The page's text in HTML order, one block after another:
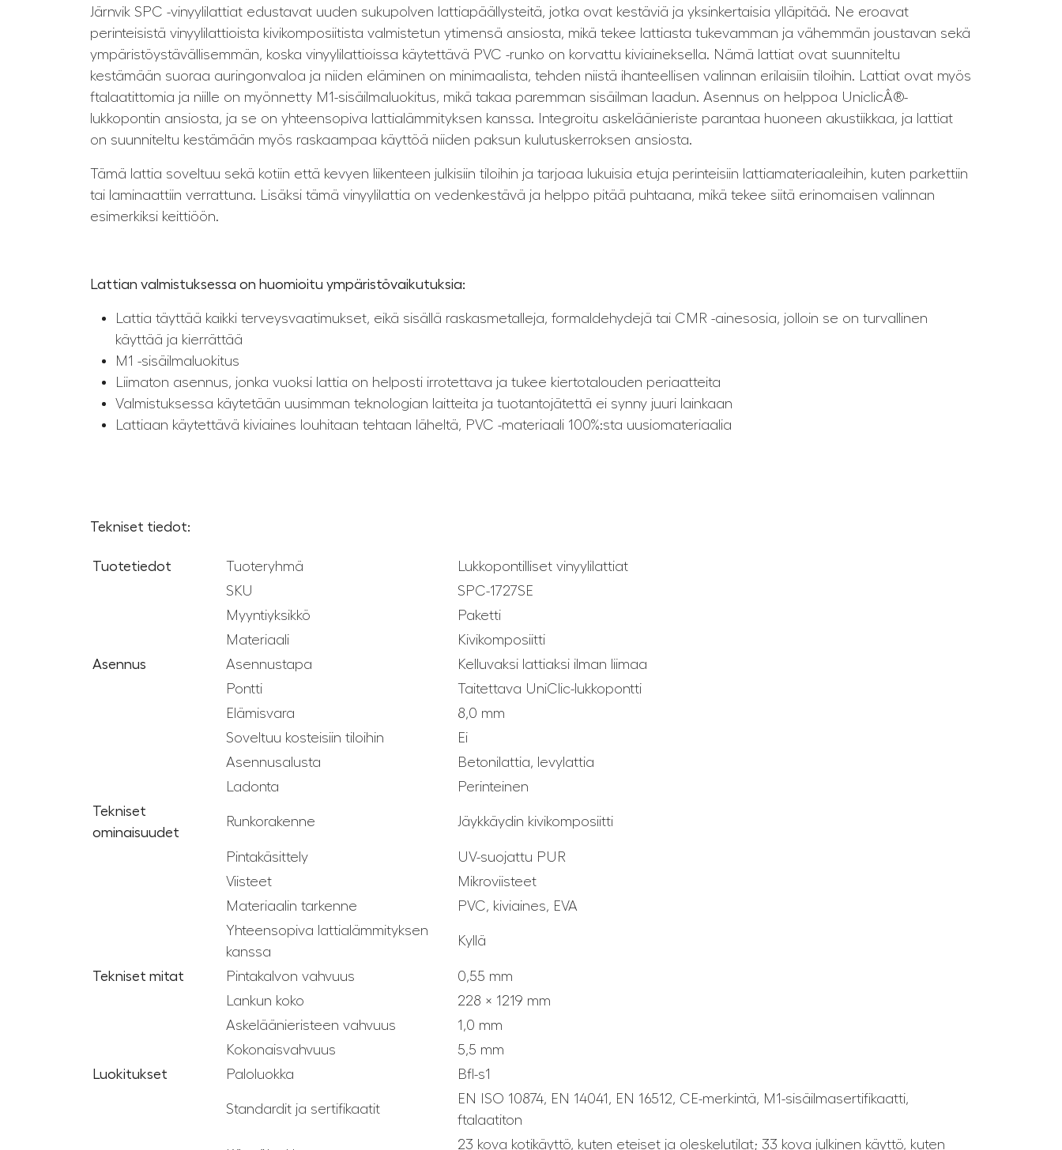
Järnvik SPC -vinyylilattiat edustavat uuden sukupolven lattiapäällysteitä, jotka ovat kestäviä ja yksinkertaisia ylläpitää. Ne eroavat
perinteisistä vinyylilattioista kivikomposiitista valmistetun ytimensä ansiosta, mikä tekee lattiasta tukevamman ja vähemmän joustavan sekä
ympäristöystävällisemmän, koska vinyylilattioissa käytettävä PVC -runko on korvattu kiviaineksella. Nämä lattiat ovat suunniteltu
kestämään suoraa auringonvaloa ja niiden eläminen on minimaalista, tehden niistä ihanteellisen valinnan erilaisiin tiloihin. Lattiat ovat myös
ftalaatittomia ja niille on myönnetty M1-sisäilmaluokitus, mikä takaa paremman sisäilman laadun. Asennus on helppoa UniclicÂ®-
lukkopontin ansiosta, ja se on yhteensopiva lattialämmityksen kanssa. Integroitu askeläänieriste parantaa huoneen akustiikkaa, ja lattiat
on suunniteltu kestämään myös raskaampaa käyttöä niiden paksun kulutuskerroksen ansiosta.
Tämä lattia soveltuu sekä kotiin että kevyen liikenteen julkisiin tiloihin ja tarjoaa lukuisia etuja perinteisiin lattiamateriaaleihin, kuten parkettiin
tai laminaattiin verrattuna. Lisäksi tämä vinyylilattia on vedenkestävä ja helppo pitää puhtaana, mikä tekee siitä erinomaisen valinnan
esimerkiksi keittiöön.
Lattian valmistuksessa on huomioitu ympäristövaikutuksia:
Lattia täyttää kaikki terveysvaatimukset, eikä sisällä raskasmetalleja, formaldehydejä tai CMR -ainesosia, jolloin se on turvallinen
käyttää ja kierrättää
M1 -sisäilmaluokitus
Liimaton asennus, jonka vuoksi lattia on helposti irrotettava ja tukee kiertotalouden periaatteita
Valmistuksessa käytetään uusimman teknologian laitteita ja tuotantojätettä ei synny juuri lainkaan
Lattiaan käytettävä kiviaines louhitaan tehtaan läheltä, PVC -materiaali 100%:sta uusiomateriaalia
Tekniset tiedot:
Tuotetiedot Tuoteryhmä
Lukkopontilliset vinyylilattiat
SKU
SPC-1727SE
Myyntiyksikkö
Paketti
Materiaali
Kivikomposiitti
Asennus
Asennustapa
Kelluvaksi lattiaksi ilman liimaa
Pontti
Taitettava UniClic-lukkopontti
Elämisvara
8,0 mm
Soveltuu kosteisiin tiloihin
Ei
Asennusalusta
Betonilattia, levylattia
Ladonta
Perinteinen
Tekniset
ominaisuudet
Runkorakenne Jäykkäydin kivikomposiitti
Pintakäsittely
UV-suojattu PUR
Viisteet
Mikroviisteet
Materiaalin tarkenne
PVC, kiviaines, EVA
Yhteensopiva lattialämmityksen
kanssa
Kyllä
Tekniset mitat Pintakalvon vahvuus
0,55 mm
Lankun koko
228 × 1219 mm
Askeläänieristeen vahvuus
1,0 mm
Kokonaisvahvuus
5,5 mm
Luokitukset
Paloluokka Bfl-s1
Standardit ja sertifikaatit
EN ISO 10874, EN 14041, EN 16512, CE-merkintä, M1-sisäilmasertifikaatti,
ftalaatiton
23 kova kotikäyttö, kuten eteiset ja oleskelutilat; 33 kova julkinen käyttö, kuten